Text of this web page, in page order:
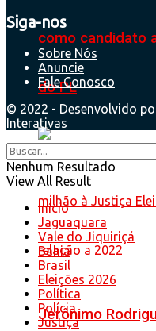
como candidato
do PL
Jerônimo
Siga-nos
Sobre Nós
Anuncie
Fale Conosco
© 2022 - Desenvolvido
Interativas
Nenhum Resultado
View All Result
Início
Jaguaquara
Vale do Jiquiriçá
Bahia
Brasil
Eleições 2026
Política
Polícia
Justiça